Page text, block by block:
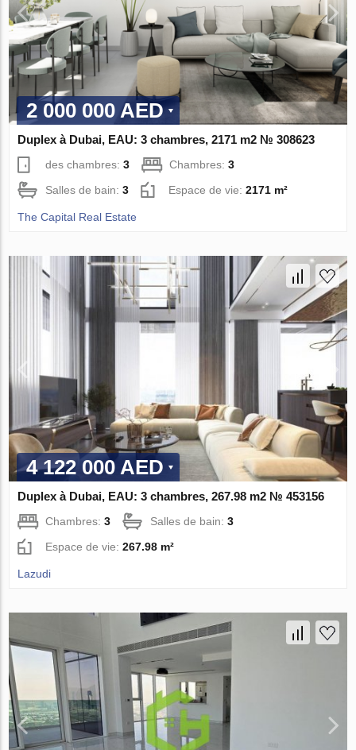
2 000 000 AED
Duplex à Dubai, EAU: 3 chambres, 2171 m2 № 308623
des chambres:3 Chambres:3
Salles de bain:3 Espace de vie:2171 m²
The Capital Real Estate
4 122 000 AED
Duplex à Dubai, EAU: 3 chambres, 267.98 m2 № 453156
Chambres:3 Salles de bain:3
Espace de vie:267.98 m²
Lazudi